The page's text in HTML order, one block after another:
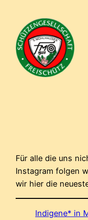
springen
Für alle die uns
Instagram folgen
wir hier die
Indigene* in